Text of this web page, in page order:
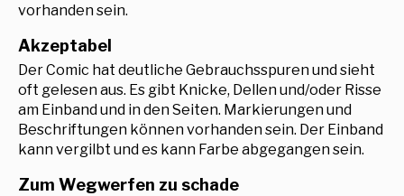
vorhanden sein.
Akzeptabel
Der Comic hat deutliche Gebrauchsspuren und sieht
oft gelesen aus. Es gibt Knicke, Dellen und/oder Risse
am Einband und in den Seiten. Markierungen und
Beschriftungen können vorhanden sein. Der Einband
kann vergilbt und es kann Farbe abgegangen sein.
Zum Wegwerfen zu schade